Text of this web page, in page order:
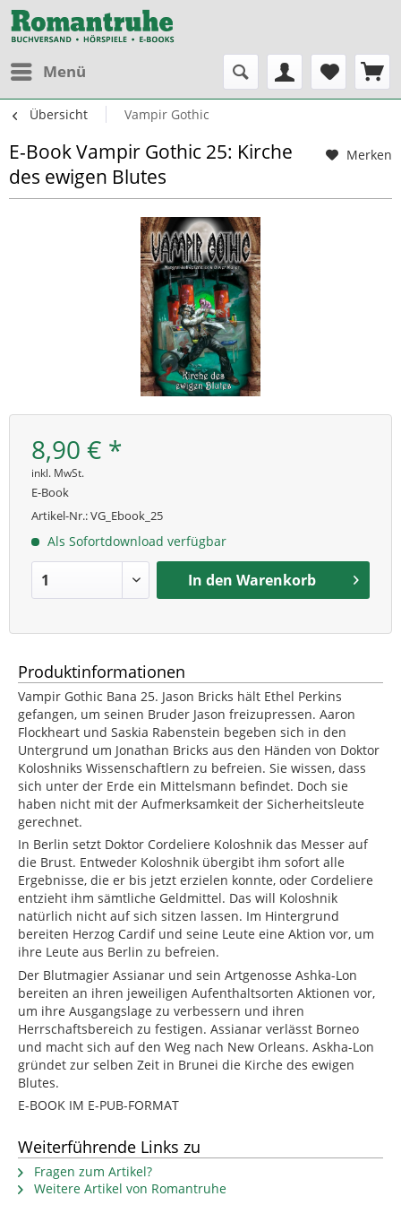
Menü
Übersicht Vampir Gothic
Merken
E-Book Vampir Gothic 25: Kirche
des ewigen Blutes
8,90 € *
inkl. MwSt.
E-Book
Artikel-Nr.:VG_Ebook_25
Als Sofortdownload verfügbar
In den Warenkorb
Produktinformationen
Vampir Gothic Bana 25. Jason Bricks hält Ethel Perkins
gefangen, um seinen Bruder Jason freizupressen. Aaron
Flockheart und Saskia Rabenstein begeben sich in den
Untergrund um Jonathan Bricks aus den Händen von Doktor
Koloshniks Wissenschaftlern zu befreien. Sie wissen, dass
sich unter der Erde ein Mittelsmann befindet. Doch sie
haben nicht mit der Aufmerksamkeit der Sicherheitsleute
gerechnet.
In Berlin setzt Doktor Cordeliere Koloshnik das Messer auf
die Brust. Entweder Koloshnik übergibt ihm sofort alle
Ergebnisse, die er bis jetzt erzielen konnte, oder Cordeliere
entzieht ihm sämtliche Geldmittel. Das will Koloshnik
natürlich nicht auf sich sitzen lassen. Im Hintergrund
bereiten Herzog Cardif und seine Leute eine Aktion vor, um
ihre Leute aus Berlin zu befreien.
Der Blutmagier Assianar und sein Artgenosse Ashka-Lon
bereiten an ihren jeweiligen Aufenthaltsorten Aktionen vor,
um ihre Ausgangslage zu verbessern und ihren
Herrschaftsbereich zu festigen. Assianar verlässt Borneo
und macht sich auf den Weg nach New Orleans. Askha-Lon
gründet zur selben Zeit in Brunei die Kirche des ewigen
Blutes.
E-BOOK IM E-PUB-FORMAT
Weiterführende Links zu
Fragen zum Artikel?
Weitere Artikel von Romantruhe